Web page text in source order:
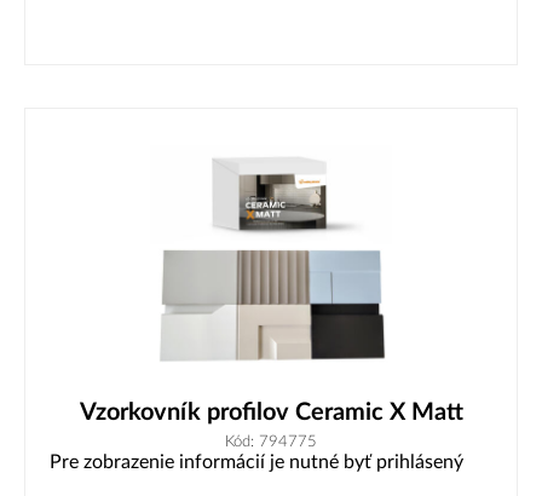
Vzorkovník profilov Ceramic X Matt
Kód: 794775
Pre zobrazenie informácií je nutné byť prihlásený